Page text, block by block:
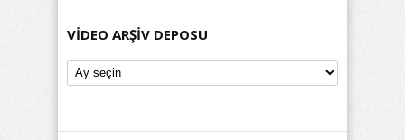
VIDEO ARŞIV DEPOSU
Video
Arşiv